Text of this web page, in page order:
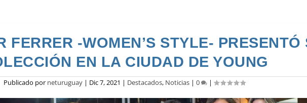
FERRER -WOMEN’S STYLE- PRESENTÓ
EN LA CIUDAD DE YOUNG
Publicado por neturuguay | Dic 7, 2021 | Destacados, Noticias |0 |